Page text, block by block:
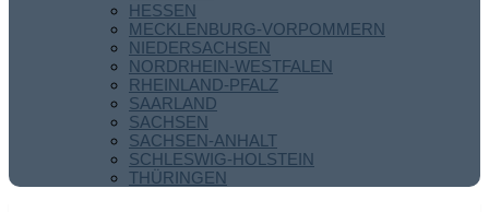
HESSEN
MECKLENBURG-VORPOMMERN
NIEDERSACHSEN
NORDRHEIN-WESTFALEN
RHEINLAND-PFALZ
SAARLAND
SACHSEN
SACHSEN-ANHALT
SCHLESWIG-HOLSTEIN
THÜRINGEN